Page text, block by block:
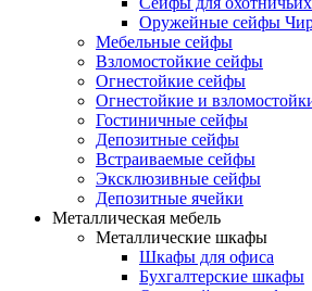
Оружейные сейфы
Мебельные сейфы
Взломостойкие сейфы
Огнестойкие сейфы
Огнестойкие и
Гостиничные сейфы
Депозитные сейфы
Встраиваемые сейфы
Эксклюзивные сейфы
Депозитные ячейки
Металлическая мебель
Металлические шкафы
Шкафы для офиса
Бухгалтерские шкафы